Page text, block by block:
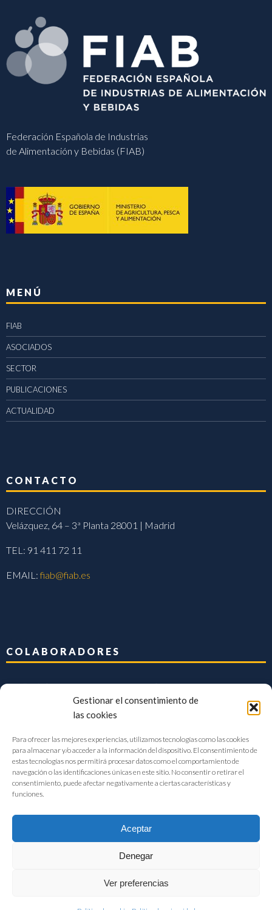
Gestionar el consentimiento de
las cookies
Para ofrecer las mejores experiencias, utilizamos tecnologías como las cookies
para almacenar y/o acceder a la información del dispositivo. El consentimiento de
estas tecnologías nos permitirá procesar datos como el comportamiento de
navegación o las identificaciones únicas en este sitio. No consentir o retirar el
consentimiento, puede afectar negativamente a ciertas características y
funciones.
Aceptar
Denegar
Ver preferencias
Federación Española de Industrias
de Alimentación y Bebidas (FIAB)
MENÚ
FIAB
ASOCIADOS
SECTOR
PUBLICACIONES
ACTUALIDAD
CONTACTO
DIRECCIÓN
Velázquez, 64 – 3ª Planta 28001 | Madrid
TEL: 91 411 72 11
EMAIL:fiab@fiab.es
COLABORADORES
FIAB Federación Española de Industrias de la Alimentación y Bebidas